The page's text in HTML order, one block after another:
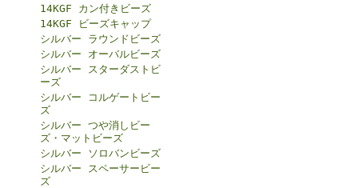
14KGF カン付きビーズ
14KGF ビーズキャップ
シルバー ラウンドビーズ
シルバー オーバルビーズ
シルバー スターダストビ
ーズ
シルバー コルゲートビー
ズ
シルバー つや消しビー
ズ・マットビーズ
シルバー ソロバンビーズ
シルバー スペーサービー
ズ